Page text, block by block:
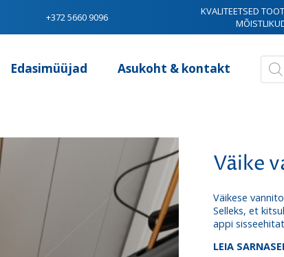
+372 5660 9096
KVALITEETSED
Edasimüüjad Asukoht & kontakt search
Väike
Väikese
Selleks, et
appi
LEIA